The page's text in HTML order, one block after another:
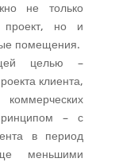
не только
проект, но и
помещения.
целью –
клиента,
– с
в период
меньшими